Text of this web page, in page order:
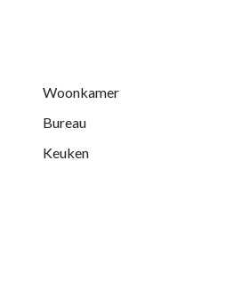
Woonkamer
Bureau
Keuken